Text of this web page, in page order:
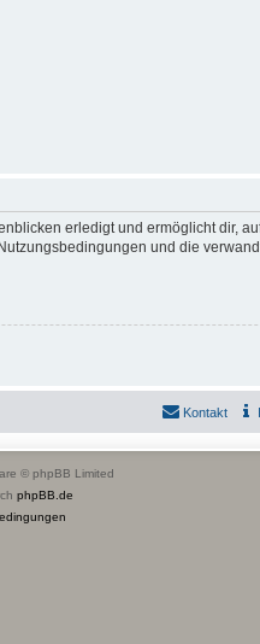
erledigt und ermöglicht dir,
und die
Kontakt
© phpBB Limited
phpBB.de